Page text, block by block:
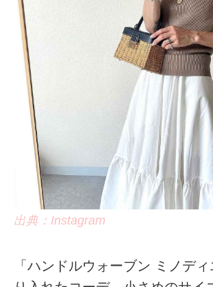
出典：Instagram
「ハンドルウォーブン ミノデ